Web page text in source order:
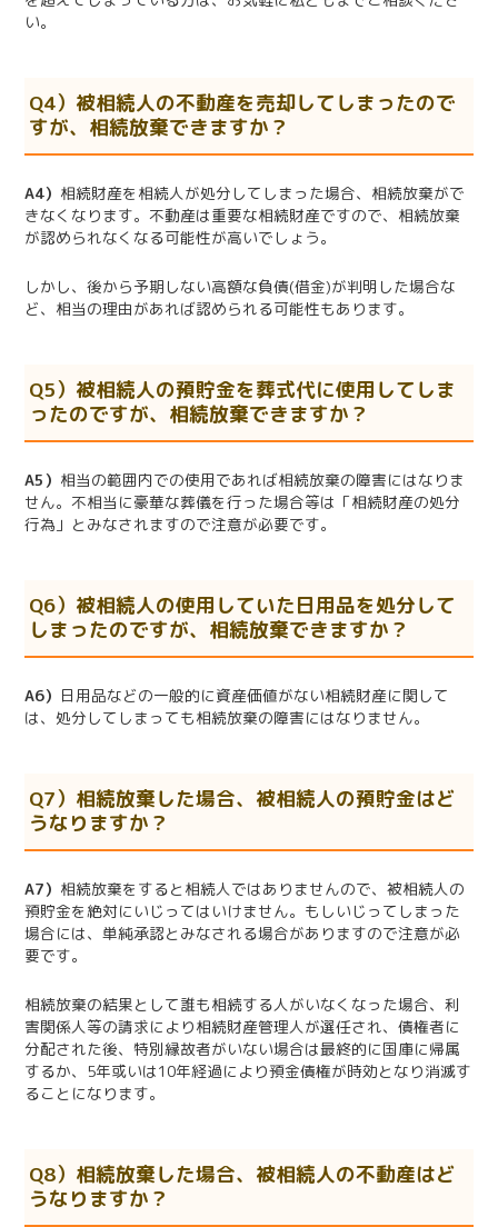
い。
Q4）被相続人の不動産を売却してしまったので
すが、相続放棄できますか？
A4） 相続財産を相続人が処分してしまった場合、相続放棄がで
きなくなります。不動産は重要な相続財産ですので、相続放棄
が認められなくなる可能性が高いでしょう。
しかし、後から予期しない高額な負債(借金)が判明した場合な
ど、相当の理由があれば認められる可能性もあります。
Q5）被相続人の預貯金を葬式代に使用してしま
ったのですが、相続放棄できますか？
A5） 相当の範囲内での使用であれば相続放棄の障害にはなりま
せん。不相当に豪華な葬儀を行った場合等は「相続財産の処分
行為」とみなされますので注意が必要です。
Q6）被相続人の使用していた日用品を処分して
しまったのですが、相続放棄できますか？
A6） 日用品などの一般的に資産価値がない相続財産に関して
は、処分してしまっても相続放棄の障害にはなりません。
Q7）相続放棄した場合、被相続人の預貯金はど
うなりますか？
A7） 相続放棄をすると相続人ではありませんので、被相続人の
預貯金を絶対にいじってはいけません。もしいじってしまった
場合には、単純承認とみなされる場合がありますので注意が必
要です。
相続放棄の結果として誰も相続する人がいなくなった場合、利
害関係人等の請求により相続財産管理人が選任され、債権者に
分配された後、特別縁故者がいない場合は最終的に国庫に帰属
するか、 5年或いは10年経過により預金債権が時効となり消滅す
ることになります。
Q8）相続放棄した場合、被相続人の不動産はど
うなりますか？